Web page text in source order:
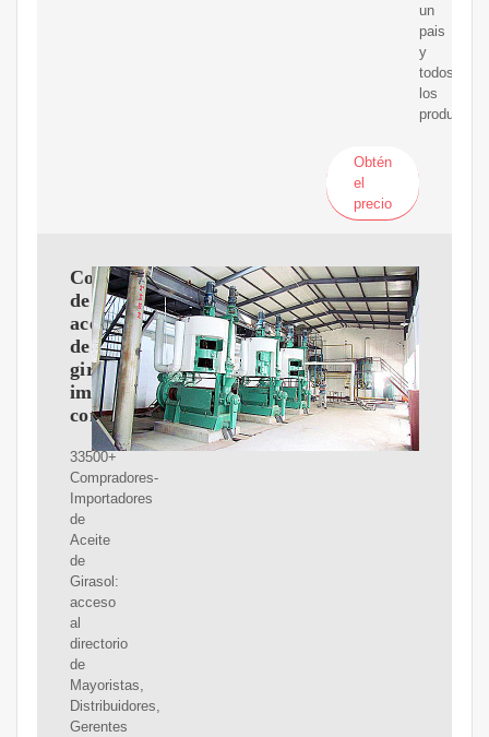
un
pais
y
todos
los
productos.
Obtén
el
precio
Comprador
de
aceite
de
girasol:
importadores,
compradores
33500+
Compradores-
Importadores
de
Aceite
de
Girasol:
acceso
al
directorio
de
Mayoristas,
Distribuidores,
Gerentes